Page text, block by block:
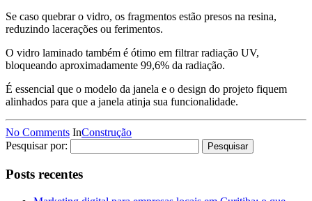
Se caso quebrar o vidro, os fragmentos estão presos na resina,
reduzindo lacerações ou ferimentos.
O vidro laminado também é ótimo em filtrar radiação UV,
bloqueando aproximadamente 99,6% da radiação.
É essencial que o modelo da janela e o design do projeto fiquem
alinhados para que a janela atinja sua funcionalidade.
No Comments InConstrução
Pesquisar por:
Posts recentes